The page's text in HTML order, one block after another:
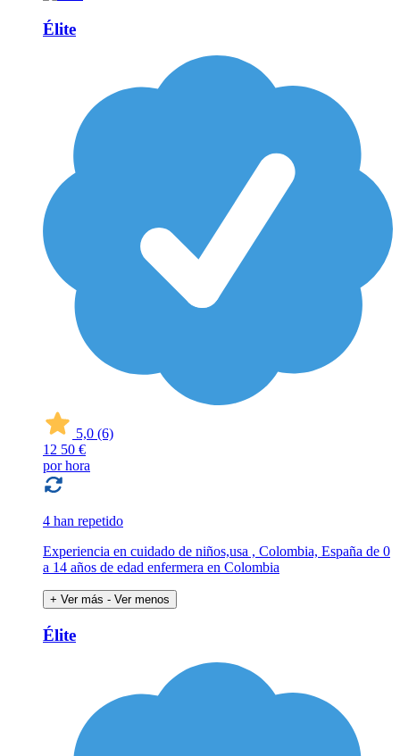
Élite
5,0 (6)
12 50 €
por hora
4 han repetido
Experiencia en cuidado de niños,usa , Colombia, España de 0
a 14 años de edad enfermera en Colombia
+ Ver más - Ver menos
Élite